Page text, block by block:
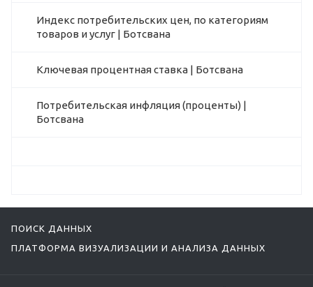
Индекс потребительских цен, по категориям
товаров и услуг | Ботсвана
Ключевая процентная ставка | Ботсвана
Потребительская инфляция (проценты) |
Ботсвана
ПОИСК ДАННЫХ
ПЛАТФОРМА ВИЗУАЛИЗАЦИИ И АНАЛИЗА ДАННЫХ